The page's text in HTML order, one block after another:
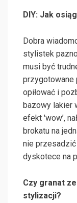
DIY: Jak
Dobra
stylistek
musi być
przygotowane
opiłować i
bazowy lakier
efekt 'wow’,
brokatu na
nie przesadzić
dyskotece na
Czy granat
stylizacji?